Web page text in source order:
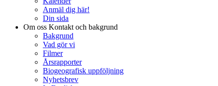
Anmäl dig här!
Din sida
Om oss Kontakt och bakgrund
Bakgrund
Vad gör vi
Filmer
Årsrapporter
Biogeografisk uppföljning
Nyhetsbrev